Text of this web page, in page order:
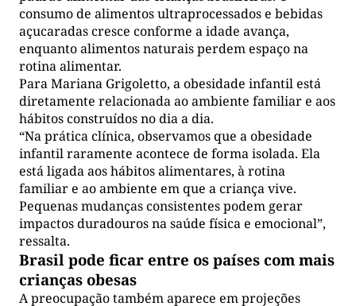
consumo de alimentos ultraprocessados e bebidas
açucaradas cresce conforme a idade avança,
enquanto alimentos naturais perdem espaço na
rotina alimentar.
Para Mariana Grigoletto, a obesidade infantil está
diretamente relacionada ao ambiente familiar e aos
hábitos construídos no dia a dia.
“Na prática clínica, observamos que a obesidade
infantil raramente acontece de forma isolada. Ela
está ligada aos hábitos alimentares, à rotina
familiar e ao ambiente em que a criança vive.
Pequenas mudanças consistentes podem gerar
impactos duradouros na saúde física e emocional”,
ressalta.
Brasil pode ficar entre os países com mais
crianças obesas
A preocupação também aparece em projeções